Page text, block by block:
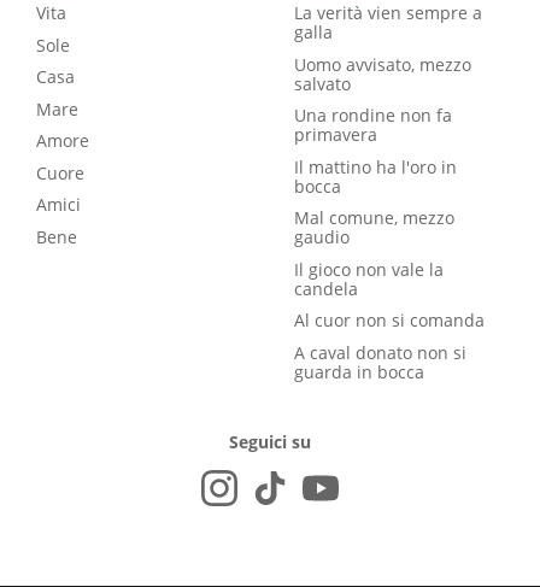
Vita
Sole
Casa
Mare
Amore
Cuore
Amici
Bene
La verità vien sempre a
galla
Uomo avvisato, mezzo
salvato
Una rondine non fa
primavera
Il mattino ha l'oro in
bocca
Mal comune, mezzo
gaudio
Il gioco non vale la
candela
Al cuor non si comanda
A caval donato non si
guarda in bocca
Seguici su